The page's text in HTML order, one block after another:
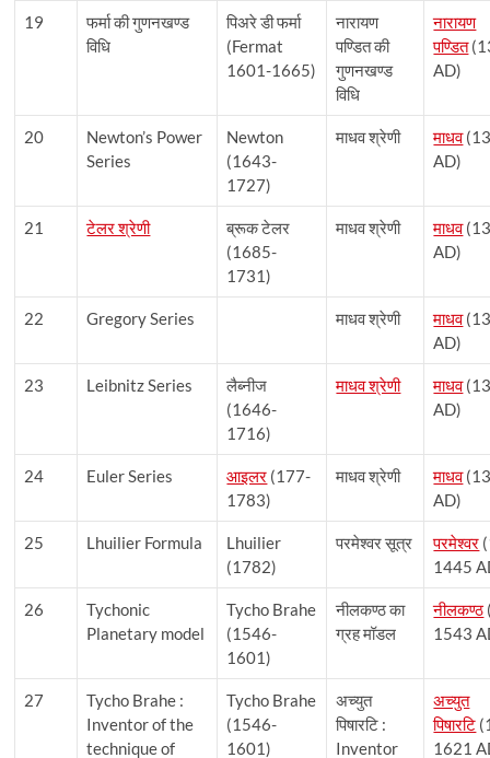
19
फर्मा की गुणनखण्ड
विधि
पिअरे डी फर्मा
(Fermat
1601-1665)
नारायण
पण्डित की
गुणनखण्ड
विधि
नारायण
पण्डित
AD)
20
Newton’s Power
Series
Newton
(1643-
1727)
माधव श्रेणी माधव
AD)
21 टेलर श्रेणी
ब्रूक टेलर
(1685-
1731)
माधव श्रेणी माधव
AD)
22 Gregory Series माधव श्रेणी माधव
AD)
23 Leibnitz Series
लैब्नीज
(1646-
1716)
माधव श्रेणी माधव
AD)
24 Euler Series आइलर (177-
1783)
माधव श्रेणी माधव
AD)
25 Lhuilier Formula
Lhuilier
(1782)
परमेश्वर सूत्र परमेश्वर
1445
26
Tychonic
Planetary model
Tycho Brahe
(1546-
1601)
नीलकण्ठ का
ग्रह मॉडल
नीलकण्ठ
1543
27
Tycho Brahe :
Inventor of the
technique of
Tycho Brahe
(1546-
1601)
अच्युत
पिषारटि :
Inventor
अच्युत
पिषारटि
1621